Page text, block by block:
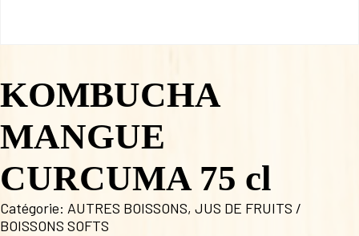
KOMBUCHA
MANGUE
CURCUMA 75 cl
Catégorie: AUTRES BOISSONS, JUS DE FRUITS /
BOISSONS SOFTS